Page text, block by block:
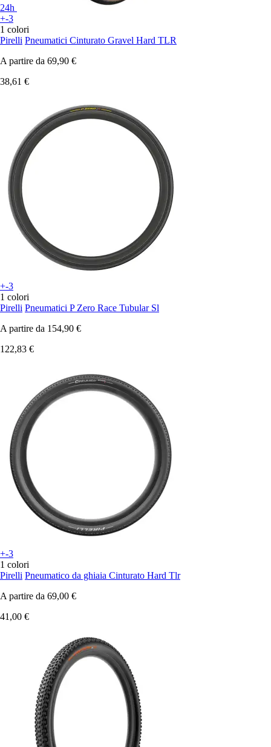
24h
+-3
1 colori
Pirelli Pneumatici Cinturato Gravel Hard TLR
A partire da 69,90 €
38,61 €
+-3
1 colori
Pirelli Pneumatici P Zero Race Tubular Sl
A partire da 154,90 €
122,83 €
+-3
1 colori
Pirelli Pneumatico da ghiaia Cinturato Hard Tlr
A partire da 69,00 €
41,00 €